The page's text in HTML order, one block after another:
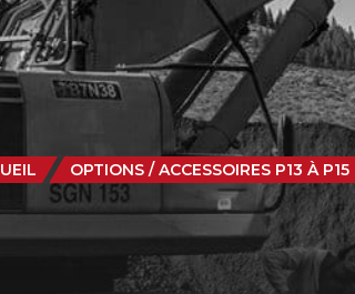
OPTIONS / ACCESSOIRES P13 À P15